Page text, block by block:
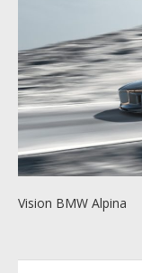
Vision BMW Alpina